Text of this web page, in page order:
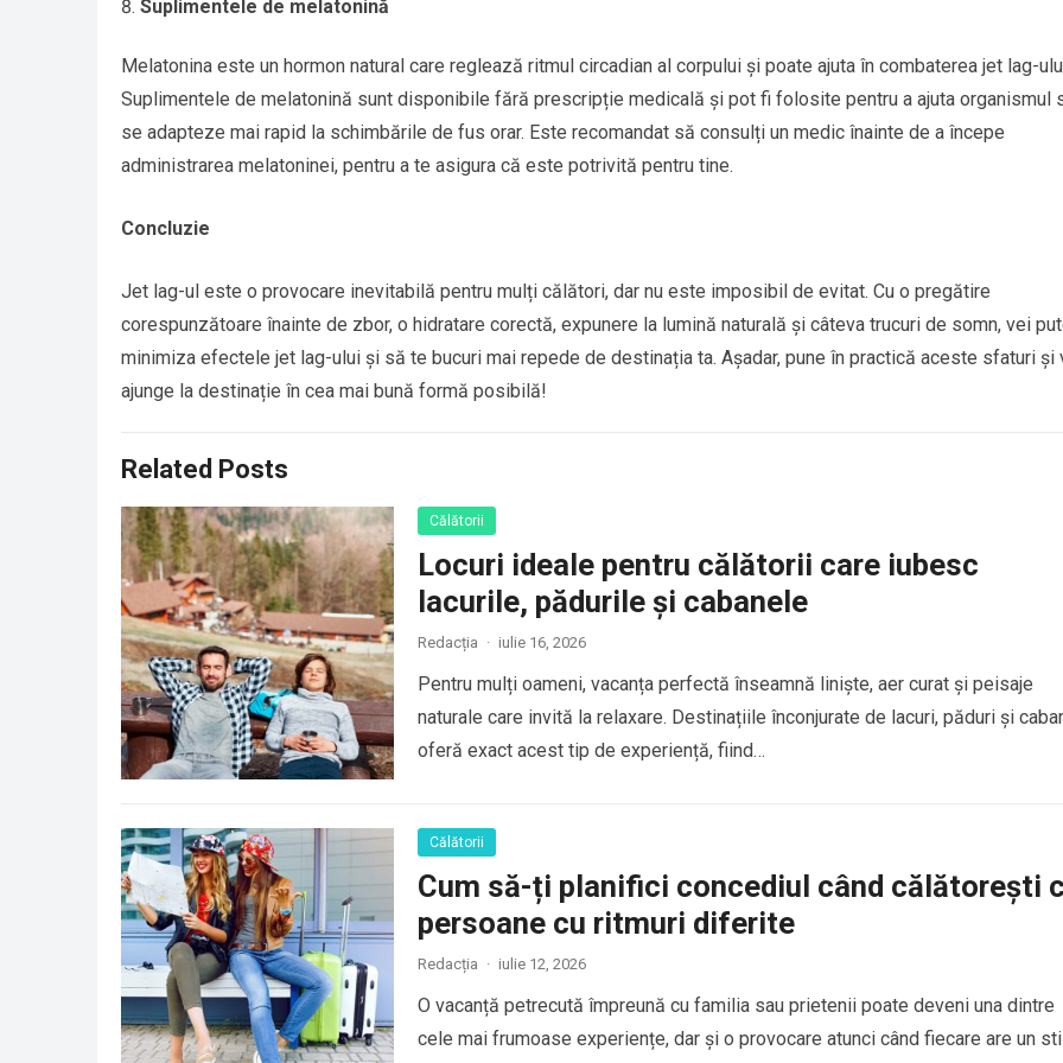
Suplimentele de melatonină
Melatonina este un hormon natural care reglează ritmul circadian al corpului și poate ajuta în combaterea jet lag-
Suplimentele de melatonină sunt disponibile fără prescripție medicală și pot fi folosite pentru a ajuta organismul
se adapteze mai rapid la schimbările de fus orar. Este recomandat să consulți un medic înainte de a începe
administrarea melatoninei, pentru a te asigura că este potrivită pentru tine.
Concluzie
Jet lag-ul este o provocare inevitabilă pentru mulți călători, dar nu este imposibil de evitat. Cu o pregătire
corespunzătoare înainte de zbor, o hidratare corectă, expunere la lumină naturală și câteva trucuri de somn, vei
minimiza efectele jet lag-ului și să te bucuri mai repede de destinația ta. Așadar, pune în practică aceste sfaturi și
ajunge la destinație în cea mai bună formă posibilă!
Related Posts
Călătorii
Locuri ideale pentru călătorii care iubesc
lacurile, pădurile și cabanele
Redacția · iulie 16, 2026
Pentru mulți oameni, vacanța perfectă înseamnă liniște, aer curat și peisaje
naturale care invită la relaxare. Destinațiile înconjurate de lacuri, păduri și
oferă exact acest tip de experiență, fiind…
Călătorii
Cum să-ți planifici concediul când călătorești
persoane cu ritmuri diferite
Redacția · iulie 12, 2026
O vacanță petrecută împreună cu familia sau prietenii poate deveni una dintre
cele mai frumoase experiențe, dar și o provocare atunci când fiecare are un